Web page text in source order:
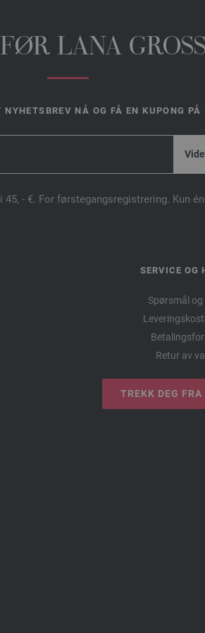
LANA
NYHETSBREV NÅ OG FÅ EN KUPONG PÅ
- €. For førstegangsregistrering. Kun
SERVICE OG
Spørsmål
Retur av
TREKK DEG FRA